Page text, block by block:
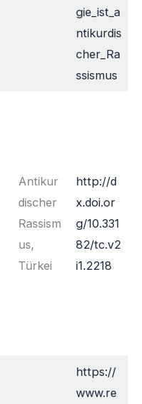
gie_ist_a
ntikurdis
cher_Ra
ssismus
Antikur
discher
Rassism
us,
Türkei
http://d
x.doi.or
g/10.331
82/tc.v2
i1.2218
https://
www.re